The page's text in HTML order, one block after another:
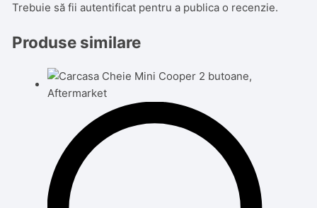
Trebuie să fiiautentificat pentru a publica o recenzie.
Produse similare